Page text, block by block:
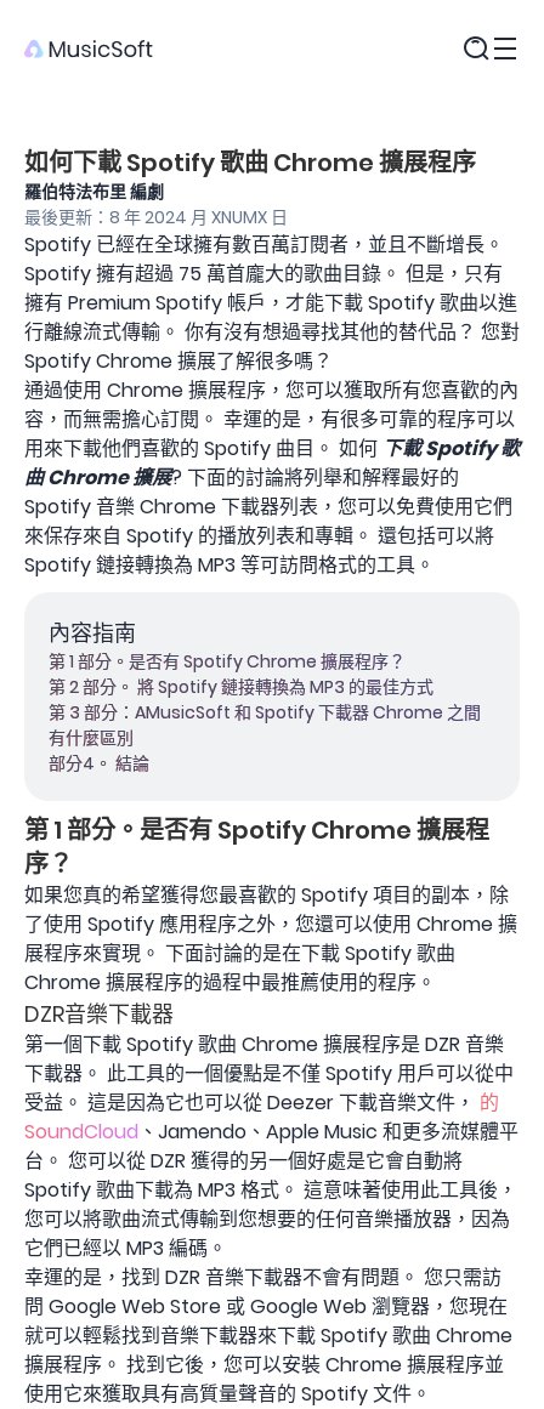
如何下載 Spotify 歌曲 Chrome 擴展程序
羅伯特法布里 編劇
最後更新：8 年 2024 月 XNUMX 日
Spotify 已經在全球擁有數百萬訂閱者，並且不斷增長。
Spotify 擁有超過 75 萬首龐大的歌曲目錄。 但是，只有
擁有 Premium Spotify 帳戶，才能下載 Spotify 歌曲以進
行離線流式傳輸。 你有沒有想過尋找其他的替代品？ 您對
Spotify Chrome 擴展了解很多嗎？
通過使用 Chrome 擴展程序，您可以獲取所有您喜歡的內
容，而無需擔心訂閱。 幸運的是，有很多可靠的程序可以
用來下載他們喜歡的 Spotify 曲目。 如何 下載 Spotify 歌
曲 Chrome 擴展? 下面的討論將列舉和解釋最好的
Spotify 音樂 Chrome 下載器列表，您可以免費使用它們
來保存來自 Spotify 的播放列表和專輯。 還包括可以將
Spotify 鏈接轉換為 MP3 等可訪問格式的工具。
內容指南
第 1 部分。是否有 Spotify Chrome 擴展程序？
第 2 部分。 將 Spotify 鏈接轉換為 MP3 的最佳方式
第 3 部分：AMusicSoft 和 Spotify 下載器 Chrome 之間
有什麼區別
部分4。 結論
第 1 部分。是否有 Spotify Chrome 擴展程
序？
如果您真的希望獲得您最喜歡的 Spotify 項目的副本，除
了使用 Spotify 應用程序之外，您還可以使用 Chrome 擴
展程序來實現。 下面討論的是在下載 Spotify 歌曲
Chrome 擴展程序的過程中最推薦使用的程序。
DZR音樂下載器
第一個下載 Spotify 歌曲 Chrome 擴展程序是 DZR 音樂
下載器。 此工具的一個優點是不僅 Spotify 用戶可以從中
受益。 這是因為它也可以從 Deezer 下載音樂文件， 的
SoundCloud 、Jamendo、Apple Music 和更多流媒體平
台。 您可以從 DZR 獲得的另一個好處是它會自動將
Spotify 歌曲下載為 MP3 格式。 這意味著使用此工具後，
您可以將歌曲流式傳輸到您想要的任何音樂播放器，因為
它們已經以 MP3 編碼。
幸運的是，找到 DZR 音樂下載器不會有問題。 您只需訪
問 Google Web Store 或 Google Web 瀏覽器，您現在
就可以輕鬆找到音樂下載器來下載 Spotify 歌曲 Chrome
擴展程序。 找到它後，您可以安裝 Chrome 擴展程序並
使用它來獲取具有高質量聲音的 Spotify 文件。